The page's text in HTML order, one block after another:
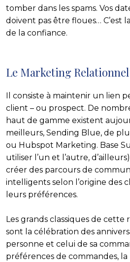
tomber dans les spams. Vos
doivent pas être floues… C’est
de la confiance.
Le Marketing
Il consiste à maintenir un lien
client – ou prospect. De
haut de gamme existent
meilleurs, Sending Blue, de
ou Hubspot Marketing. Base
utiliser l’un et l’autre,
créer des parcours de
intelligents selon l’origine des
leurs préférences.
Les grands classiques de cette
sont la célébration des
personne et celui de sa
préférences de commandes,